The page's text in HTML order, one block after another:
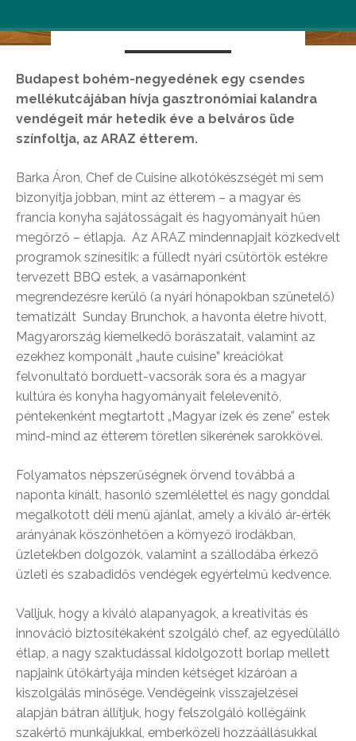
Budapest bohém-negyedének egy csendes
mellékutcájában hívja gasztronómiai kalandra
vendégeit már hetedik éve a belváros üde
színfoltja, az ARAZ étterem.
Barka Áron, Chef de Cuisine alkotókészségét mi sem
bizonyítja jobban, mint az étterem – a magyar és
francia konyha sajátosságait és hagyományait hűen
megőrző – étlapja. Az ARAZ mindennapjait közkedvelt
programok színesítik: a fülledt nyári csütörtök estékre
tervezett BBQ estek, a vasárnaponként
megrendezésre kerülő (a nyári hónapokban szünetelő)
tematizált Sunday Brunchok, a havonta életre hívott,
Magyarország kiemelkedő borászatait, valamint az
ezekhez komponált „haute cuisine” kreációkat
felvonultató borduett-vacsorák sora és a magyar
kultúra és konyha hagyományait felelevenítő,
péntekenként megtartott „Magyar ízek és zene” estek
mind-mind az étterem töretlen sikerének sarokkövei.
Folyamatos népszerűségnek örvend továbbá a
naponta kínált, hasonló szemlélettel és nagy gonddal
megalkotott déli menü ajánlat, amely a kiváló ár-érték
arányának köszönhetően a környező irodákban,
üzletekben dolgozók, valamint a szállodába érkező
üzleti és szabadidős vendégek egyértelmű kedvence.
Valljuk, hogy a kiváló alapanyagok, a kreativitás és
innováció biztosítékaként szolgáló chef, az egyedülálló
étlap, a nagy szaktudással kidolgozott borlap mellett
napjaink ütőkártyája minden kétséget kizáróan a
kiszolgálás minősége. Vendégeink visszajelzései
alapján bátran állítjuk, hogy felszolgáló kollégáink
szakértő munkájukkal, emberközeli hozzáállásukkal